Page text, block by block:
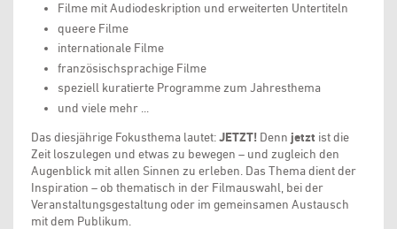
Filme mit Audiodeskription und erweiterten Untertiteln
queere Filme
internationale Filme
französischsprachige Filme
speziell kuratierte Programme zum Jahresthema
und viele mehr ...
Das diesjährige Fokusthema lautet:JETZT! Denn jetzt ist die
Zeit loszulegen und etwas zu bewegen – und zugleich den
Augenblick mit allen Sinnen zu erleben. Das Thema dient der
Inspiration – ob thematisch in der Filmauswahl, bei der
Veranstaltungsgestaltung oder im gemeinsamen Austausch
mit dem Publikum.